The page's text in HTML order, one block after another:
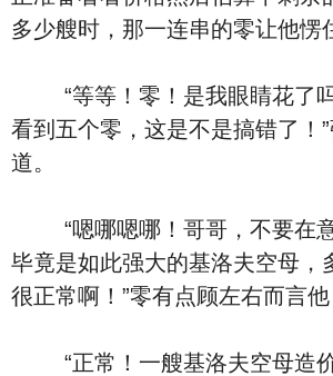
多少艘时，那一连串的零让他愣
“等等！零！是我眼睛花了吗
看到五个零，这是不是搞错了！
道。
“嗯哪嗯哪！哥哥，不要在意
毕竟是如此强大的基洛夫空母，
很正常啊！”零有点顾左右而言他
“正常！一艘基洛夫空母造